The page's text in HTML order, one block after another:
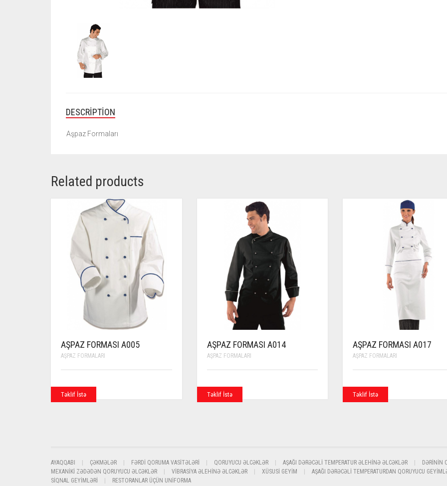
DESCRIPTION
Aşpaz Formaları
Related products
AŞPAZ FORMASI A005
AŞPAZ FORMALARI
Təklif İstə
AŞPAZ FORMASI A014
AŞPAZ FORMALARI
Təklif İstə
AŞPAZ FORMASI A017
AŞPAZ FORMALARI
Təklif İstə
AYAQQABI ÇƏKMƏLƏR FƏRDI QORUMA VASITƏLƏRI QORUYUCU ƏLCƏKLƏR AŞAĞI DƏRƏCƏLI TEMPERATUR ƏLEHINƏ ƏLCƏKLƏR
DƏRININ
MEXANIKI ZƏDƏDƏN QORUYUCU ƏLCƏKLƏR
VIBRASIYA ƏLEHINƏ ƏLCƏKLƏR XÜSUSI GEYIM
AŞAĞI DƏRƏCƏLI TEMPERATURDAN QORUYUCU
SIQNAL GEYIMLƏRI
RESTORANLAR ÜÇÜN UNIFORMA